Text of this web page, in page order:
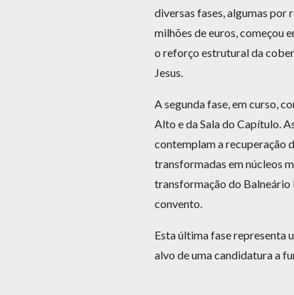
diversas fases, algumas por
milhões de euros, começou
o reforço estrutural da
Jesus.
A segunda fase, em curso,
Alto e da Sala do Capítulo.
contemplam a recuperação
transformadas em núcleos
transformação do
convento.
Esta última fase representa
alvo de uma candidatura a